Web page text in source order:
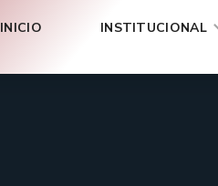
INICIO INSTITUCIONAL